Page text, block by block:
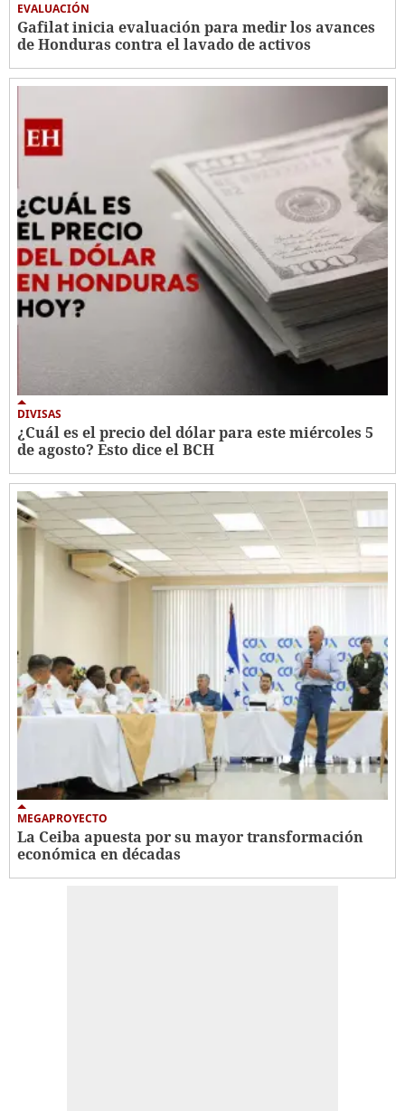
EVALUACIÓN
Gafilat inicia evaluación para medir los avances
de Honduras contra el lavado de activos
DIVISAS
¿Cuál es el precio del dólar para este miércoles 5
de agosto? Esto dice el BCH
MEGAPROYECTO
La Ceiba apuesta por su mayor transformación
económica en décadas